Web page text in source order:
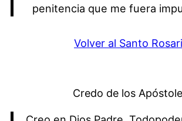
penitencia que me fuera
Volver al Santo
Credo de los